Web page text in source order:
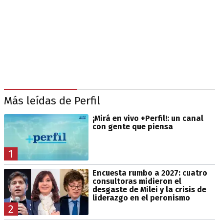
Más leídas de Perfil
1
¡Mirá en vivo +Perfil!: un canal
con gente que piensa
2
Encuesta rumbo a 2027: cuatro
consultoras midieron el
desgaste de Milei y la crisis de
liderazgo en el peronismo